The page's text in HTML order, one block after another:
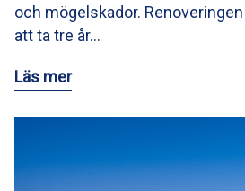
och mögelskador.
att ta tre år…
Läs mer